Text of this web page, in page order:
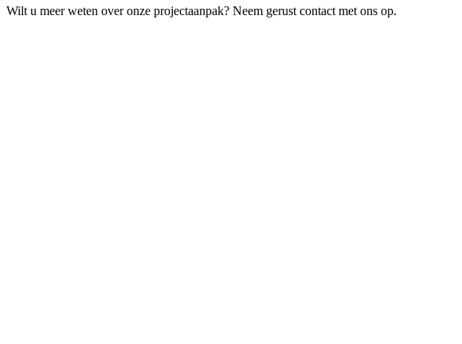
Wilt u meer weten over onze projectaanpak? Neem gerust contact met ons op.